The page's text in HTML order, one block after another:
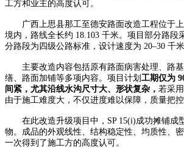
工方和业主的高度认可。
广西上思县那工至德安路面改造工程位于上
境内，路线全长约 18.103 千米。项目部分路段
分路段为四级公路标准，设计速度为 20–30 千米
主要改造内容包括原有路面病害处理、路基
缮、路面加铺等多项内容。项目计划 工期仅为
间紧，尤其沿线水沟尺寸大、形状复杂， 若采
由于施工难度大，不仅进度难以保障，质量把控
在此改造升级项目中，SP 15(i)成功摊铺成
物。成品的外观线性、结构稳定性、均质性、
一次得到了施工方的高度认可。